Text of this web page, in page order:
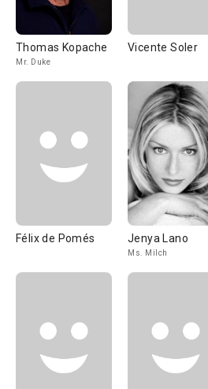
Thomas Kopache
Mr. Duke
Vicente Soler
Félix de Pomés Jenya Lano
Ms. Milch